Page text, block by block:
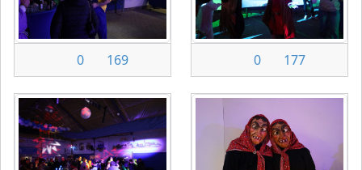
0 169 0 177